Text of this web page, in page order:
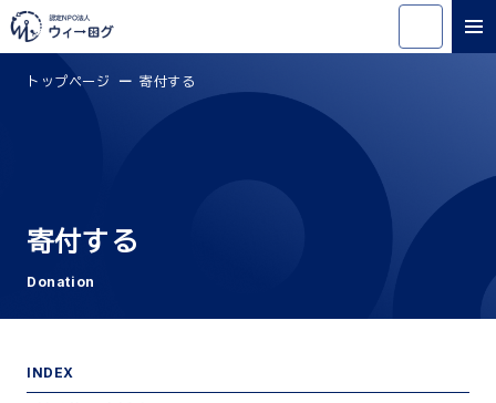
トップページ 寄付する
寄付する
Donation
INDEX